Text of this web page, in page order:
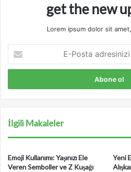
get the new
Lorem ipsum dolor sit
P
s
t
a
s
İlgili Makaleler
Emoji Kullanımı: Yaşınızı Ele
Veren Semboller ve Z Kuşağı
Yeni